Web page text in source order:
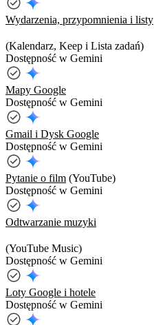
Wydarzenia, przypomnienia i listy
(Kalendarz, Keep i Lista zadań)
Dostępność w Gemini
Mapy Google
Dostępność w Gemini
Gmail i Dysk Google
Dostępność w Gemini
Pytanie o film (YouTube)
Dostępność w Gemini
Odtwarzanie muzyki
(YouTube Music)
Dostępność w Gemini
Loty Google i hotele
Dostępność w Gemini